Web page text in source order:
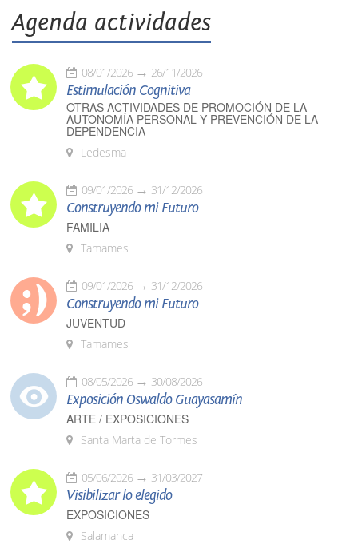
Agenda actividades
08/01/2026 26/11/2026
Estimulación Cognitiva
OTRAS ACTIVIDADES DE PROMOCIÓN DE LA
AUTONOMÍA PERSONAL Y PREVENCIÓN DE LA
DEPENDENCIA
Ledesma
09/01/2026 31/12/2026
Construyendo mi Futuro
FAMILIA
Tamames
09/01/2026 31/12/2026
Construyendo mi Futuro
JUVENTUD
Tamames
08/05/2026 30/08/2026
Exposición Oswaldo Guayasamín
ARTE / EXPOSICIONES
Santa Marta de Tormes
05/06/2026 31/03/2027
Visibilizar lo elegido
EXPOSICIONES
Salamanca